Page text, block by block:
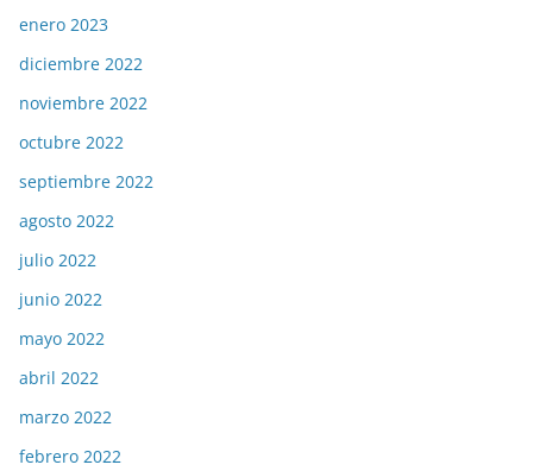
enero 2023
diciembre 2022
noviembre 2022
octubre 2022
septiembre 2022
agosto 2022
julio 2022
junio 2022
mayo 2022
abril 2022
marzo 2022
febrero 2022